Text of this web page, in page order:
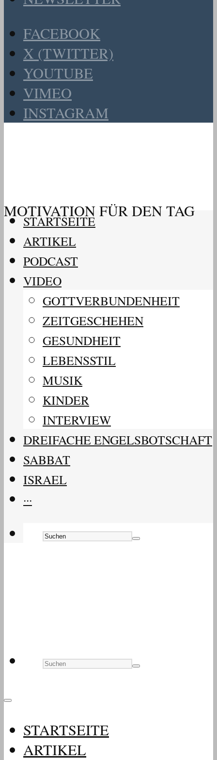
FACEBOOK
X (TWITTER)
YOUTUBE
VIMEO
INSTAGRAM
MOTIVATION FÜR DEN TAG
STARTSEITE
ARTIKEL
PODCAST
VIDEO
GOTTVERBUNDENHEIT
ZEITGESCHEHEN
GESUNDHEIT
LEBENSSTIL
MUSIK
KINDER
INTERVIEW
DREIFACHE ENGELSBOTSCHAFT
SABBAT
ISRAEL
···
STARTSEITE
ARTIKEL